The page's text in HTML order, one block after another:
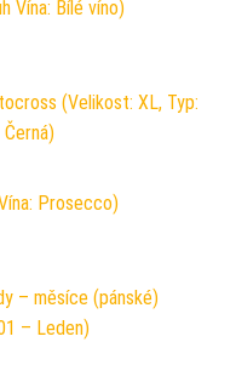
Vína: Bílé víno)
(Velikost: XL, Typ:
Prosecco)
– měsíce (pánské)
– Leden)